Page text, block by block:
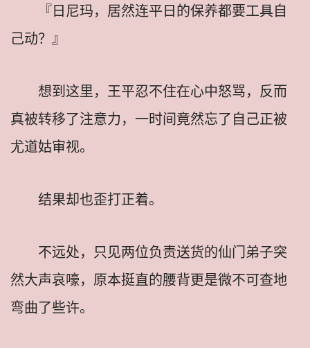
『日尼玛，居然连平日的保养都要工具自
己动？』
想到这里，王平忍不住在心中怒骂，反而
真被转移了注意力，一时间竟然忘了自己正被
尤道姑审视。
结果却也歪打正着。
不远处，只见两位负责送货的仙门弟子突
然大声哀嚎，原本挺直的腰背更是微不可查地
弯曲了些许。